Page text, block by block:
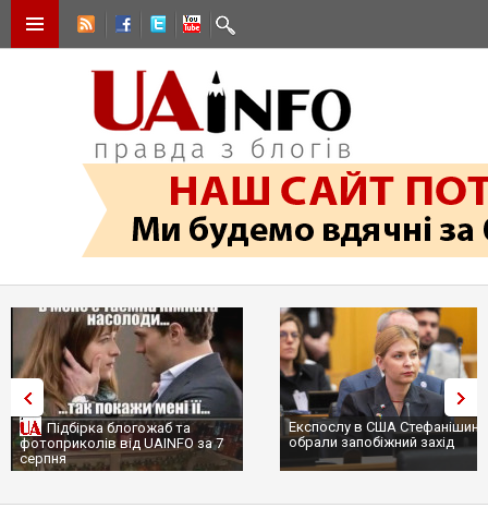
Підбірка блогожаб та
фотоприколів від UAINFO за 7
серпня
Експослу в США
обрали запобіжний захід